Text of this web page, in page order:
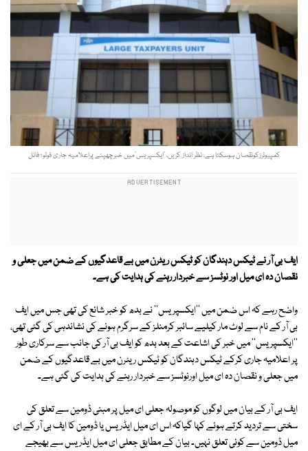
کمپیوٹرزکونقصان ہوسکتا ہے، نظر انداز کریں، ’ایکسپریس‘میں خبرچھپنے پراعلامیہ جاری فوٹو؛ فائل
ایف بی آر نے ٹیکس دہندگان کو ٹیکس ریٹرن میں بے قاعدگیوں کے ضمن میں جعلی و
نقصان دہ ای میل اور نوٹسز سے خبردار رہنے کی ہدایت کی ہے۔
واضح رہے کہ اس ضمن میں ''ایکسپریس'' نے بدھ کو خبر شائع کی تھی جس میں ایف
بی آر کے نام سے لوٹ مار کیلیے سائبر کرمنلز کے سرگرم ہونے کی نشاندہی کی گئی تھی،
''ایکسپریس'' میں خبر کی اشاعت کے بعد بدھ کو ایف بی آر کی جانب سے سرکاری طور
پر اعلامیہ جاری کرکے ٹیکس دہندگان کو ٹیکس ریٹرن میں بے قاعدگیوں کے ضمن
میں جعلی و نقصان دہ ای میل اورنوٹسز سے خبردار رہنے کی ہدایت کی گئی ہے۔
ایف بی آر کے بیان میں لوگوں کو موصولہ جعلی ای میل پر مبنی ڈومین سے تعلق کی
سختی سے تردید کرتے ہوئے کہا گیاکہ اس ای میل ایڈریس یا ڈومین کا ایف بی آر کے ای
میل ڈومین سے کوئی تعلق نہیں۔ بیان کے مطابق جعلی ای میل ایڈریس سے بھیجے